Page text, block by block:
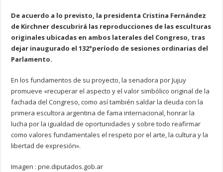
De acuerdo a lo previsto, la presidenta Cristina Fernández
de Kirchner descubrirá las reproducciones de las esculturas
originales ubicadas en ambos laterales del Congreso, tras
dejar inaugurado el 132°período de sesiones ordinarias del
Parlamento.
En los fundamentos de su proyecto, la senadora por Jujuy
promueve «recuperar el aspecto y el valor simbólico original de la
fachada del Congreso, como así también saldar la deuda con la
primera escultora argentina de fama internacional, honrar la
lucha por la igualdad de oportunidades y sobre todo reafirmar
como valores fundamentales el respeto por el arte, la cultura y la
libertad de expresión».
Imagen : prie.diputados.gob.ar